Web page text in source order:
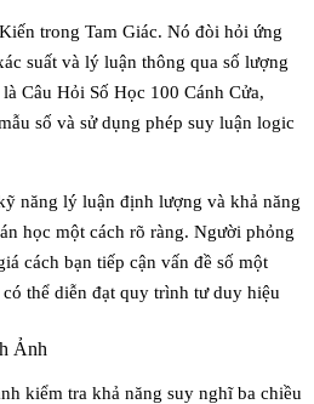
trong Tam Giác. Nó đòi hỏi ứng
suất và lý luận thông qua số lượng
Câu Hỏi Số Học 100 Cánh Cửa,
số và sử dụng phép suy luận logic
năng lý luận định lượng và khả năng
học một cách rõ ràng. Người phỏng
cách bạn tiếp cận vấn đề số một
thể diễn đạt quy trình tư duy hiệu
Ảnh
kiểm tra khả năng suy nghĩ ba chiều